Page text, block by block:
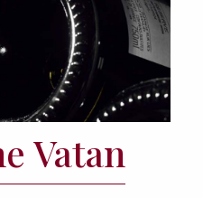
Vatan